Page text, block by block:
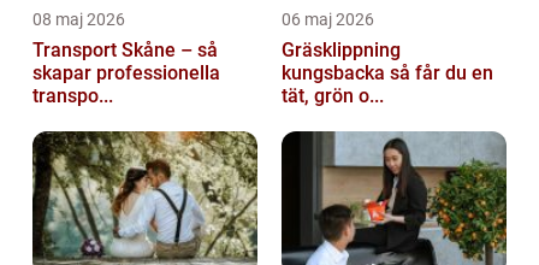
08 maj 2026
Transport Skåne – så
skapar professionella
transpo...
06 maj 2026
Gräsklippning
kungsbacka så får du en
tät, grön o...